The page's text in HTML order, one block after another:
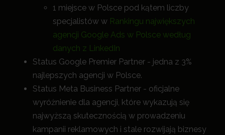
1 miejsce w Polsce pod kątem liczby
specjalistów w Rankingu największych
agencji Google Ads w Polsce według
danych z LinkedIn
Status Google Premier Partner - jedna z 3%
najlepszych agencji w Polsce.
Status Meta Business Partner - oficjalne
wyróżnienie dla agencji, które wykazują się
najwyższą skutecznością w prowadzeniu
kampanii reklamowych i stale rozwijają biznesy